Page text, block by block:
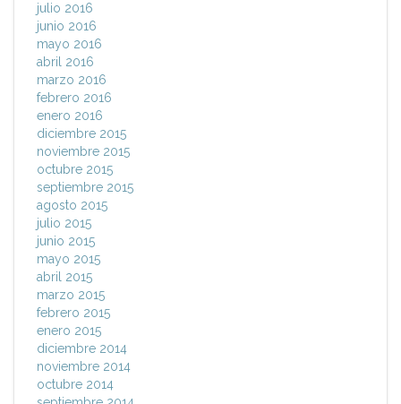
julio 2016
junio 2016
mayo 2016
abril 2016
marzo 2016
febrero 2016
enero 2016
diciembre 2015
noviembre 2015
octubre 2015
septiembre 2015
agosto 2015
julio 2015
junio 2015
mayo 2015
abril 2015
marzo 2015
febrero 2015
enero 2015
diciembre 2014
noviembre 2014
octubre 2014